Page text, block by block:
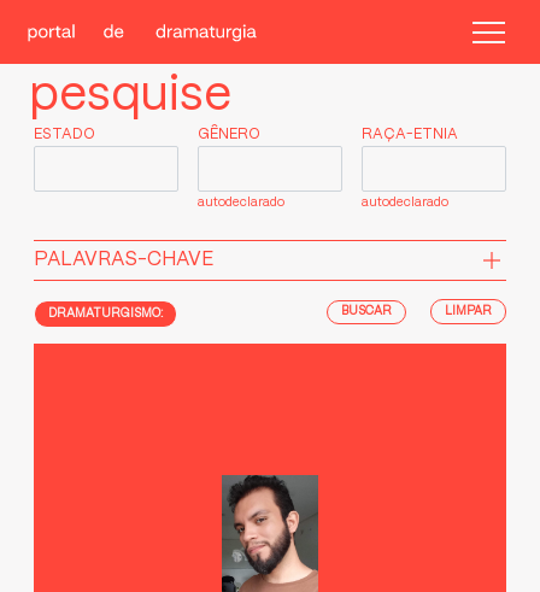
pesquise
ESTADO GÊNERO
autodeclarado
RAÇA-ETNIA
autodeclarado
PALAVRAS-CHAVE
DRAMATURGISMO: LIMPAR